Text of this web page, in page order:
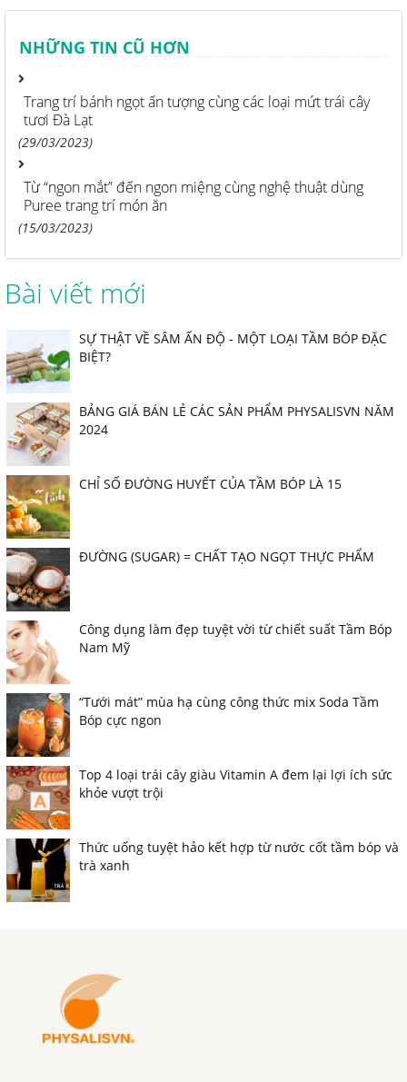
NHỮNG TIN CŨ HƠN
Trang trí bánh ngọt ấn tượng cùng các loại mứt trái cây
tươi Đà Lạt
(29/03/2023)
Từ “ngon mắt” đến ngon miệng cùng nghệ thuật dùng
Puree trang trí món ăn
(15/03/2023)
Bài viết mới
SỰ THẬT VỀ SÂM ẤN ĐỘ - MỘT LOẠI TẦM BÓP ĐẶC
BIỆT?
BẢNG GIÁ BÁN LẺ CÁC SẢN PHẨM PHYSALISVN NĂM
2024
CHỈ SỐ ĐƯỜNG HUYẾT CỦA TẦM BÓP LÀ 15
ĐƯỜNG (SUGAR) = CHẤT TẠO NGỌT THỰC PHẨM
Công dụng làm đẹp tuyệt vời từ chiết suất Tầm Bóp
Nam Mỹ
“Tưới mát” mùa hạ cùng công thức mix Soda Tầm
Bóp cực ngon
Top 4 loại trái cây giàu Vitamin A đem lại lợi ích sức
khỏe vượt trội
Thức uống tuyệt hảo kết hợp từ nước cốt tầm bóp và
trà xanh